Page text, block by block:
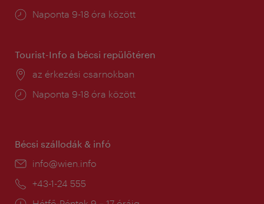
Nyitva
Naponta 9-18 óra között
Tourist-Info a bécsi repülőtéren
Helyszín:
az érkezési csarnokban
Nyitva
Naponta 9-18 óra között
Bécsi szállodák & infó
E-
info@wien.info
Telefon:
+43-1-24 555